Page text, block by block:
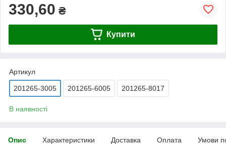
330,60 ₴
Купити
Артикул
201265-3005 201265-6005 201265-8017
В наявності
Опис Характеристики Доставка Оплата Умови